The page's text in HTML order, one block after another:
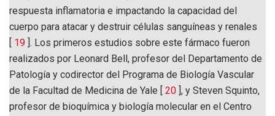
respuesta inflamatoria e impactando la capacidad del
cuerpo para atacar y destruir células sanguíneas y renales
[ 19 ]. Los primeros estudios sobre este fármaco fueron
realizados por Leonard Bell, profesor del Departamento de
Patología y codirector del Programa de Biología Vascular
de la Facultad de Medicina de Yale [ 20 ], y Steven Squinto,
profesor de bioquímica y biología molecular en el Centro